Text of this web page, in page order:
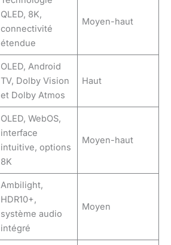
QLED, 8K,
connectivité
étendue
Moyen-haut
OLED, Android
TV, Dolby Vision
et Dolby Atmos
Haut
OLED, WebOS,
interface
intuitive, options
8K
Moyen-haut
Ambilight,
HDR10+,
système audio
intégré
Moyen